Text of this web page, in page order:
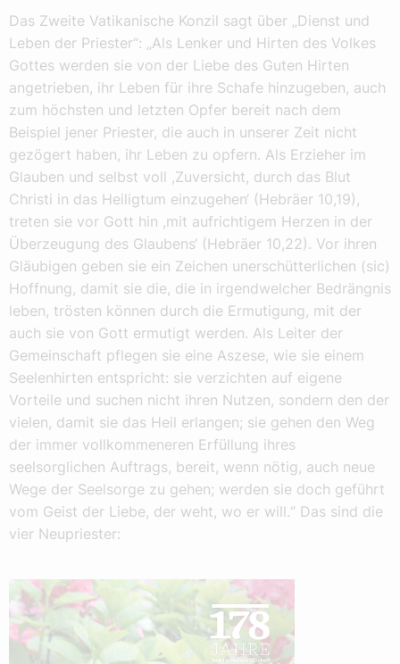
Das Zweite Vatikanische Konzil sagt über „Dienst und
Leben der Priester“: „Als Lenker und Hirten des Volkes
Gottes werden sie von der Liebe des Guten Hirten
angetrieben, ihr Leben für ihre Schafe hinzugeben, auch
zum höchsten und letzten Opfer bereit nach dem
Beispiel jener Priester, die auch in unserer Zeit nicht
gezögert haben, ihr Leben zu opfern. Als Erzieher im
Glauben und selbst voll ,Zuversicht, durch das Blut
Christi in das Heiligtum einzugehen‘ (Hebräer 10,19),
treten sie vor Gott hin ,mit aufrichtigem Herzen in der
Überzeugung des Glaubens‘ (Hebräer 10,22). Vor ihren
Gläubigen geben sie ein Zeichen unerschütterlichen (sic)
Hoffnung, damit sie die, die in irgendwelcher Bedrängnis
leben, trösten können durch die Ermutigung, mit der
auch sie von Gott ermutigt werden. Als Leiter der
Gemeinschaft pflegen sie eine Aszese, wie sie einem
Seelenhirten entspricht: sie verzichten auf eigene
Vorteile und suchen nicht ihren Nutzen, sondern den der
vielen, damit sie das Heil erlangen; sie gehen den Weg
der immer vollkommeneren Erfüllung ihres
seelsorglichen Auftrags, bereit, wenn nötig, auch neue
Wege der Seelsorge zu gehen; werden sie doch geführt
vom Geist der Liebe, der weht, wo er will.“ Das sind die
vier Neupriester: